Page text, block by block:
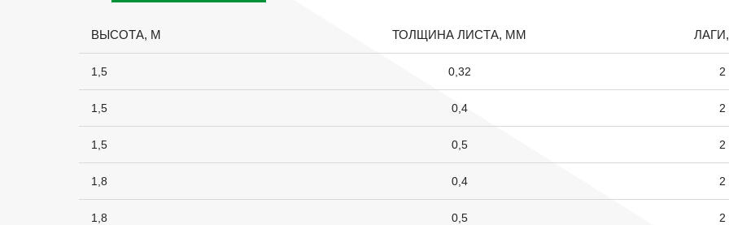
ВЫСОТА, М ТОЛЩИНА ЛИСТА, ММ
1,5 0,32 2
1,5 0,4 2
1,5 0,5 2
1,8 0,4 2
1,8 0,5 2